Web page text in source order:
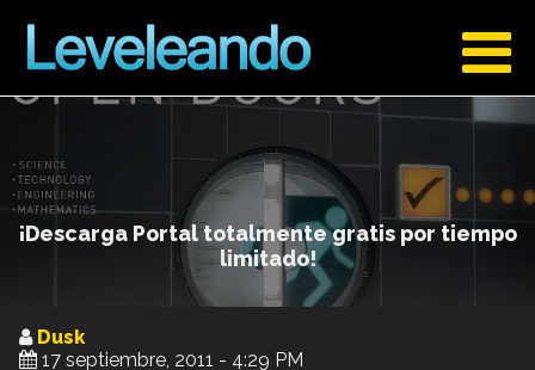
¡Descarga Portal totalmente gratis por tiempo
limitado!
Dusk
17 septiembre, 2011 - 4:29 PM